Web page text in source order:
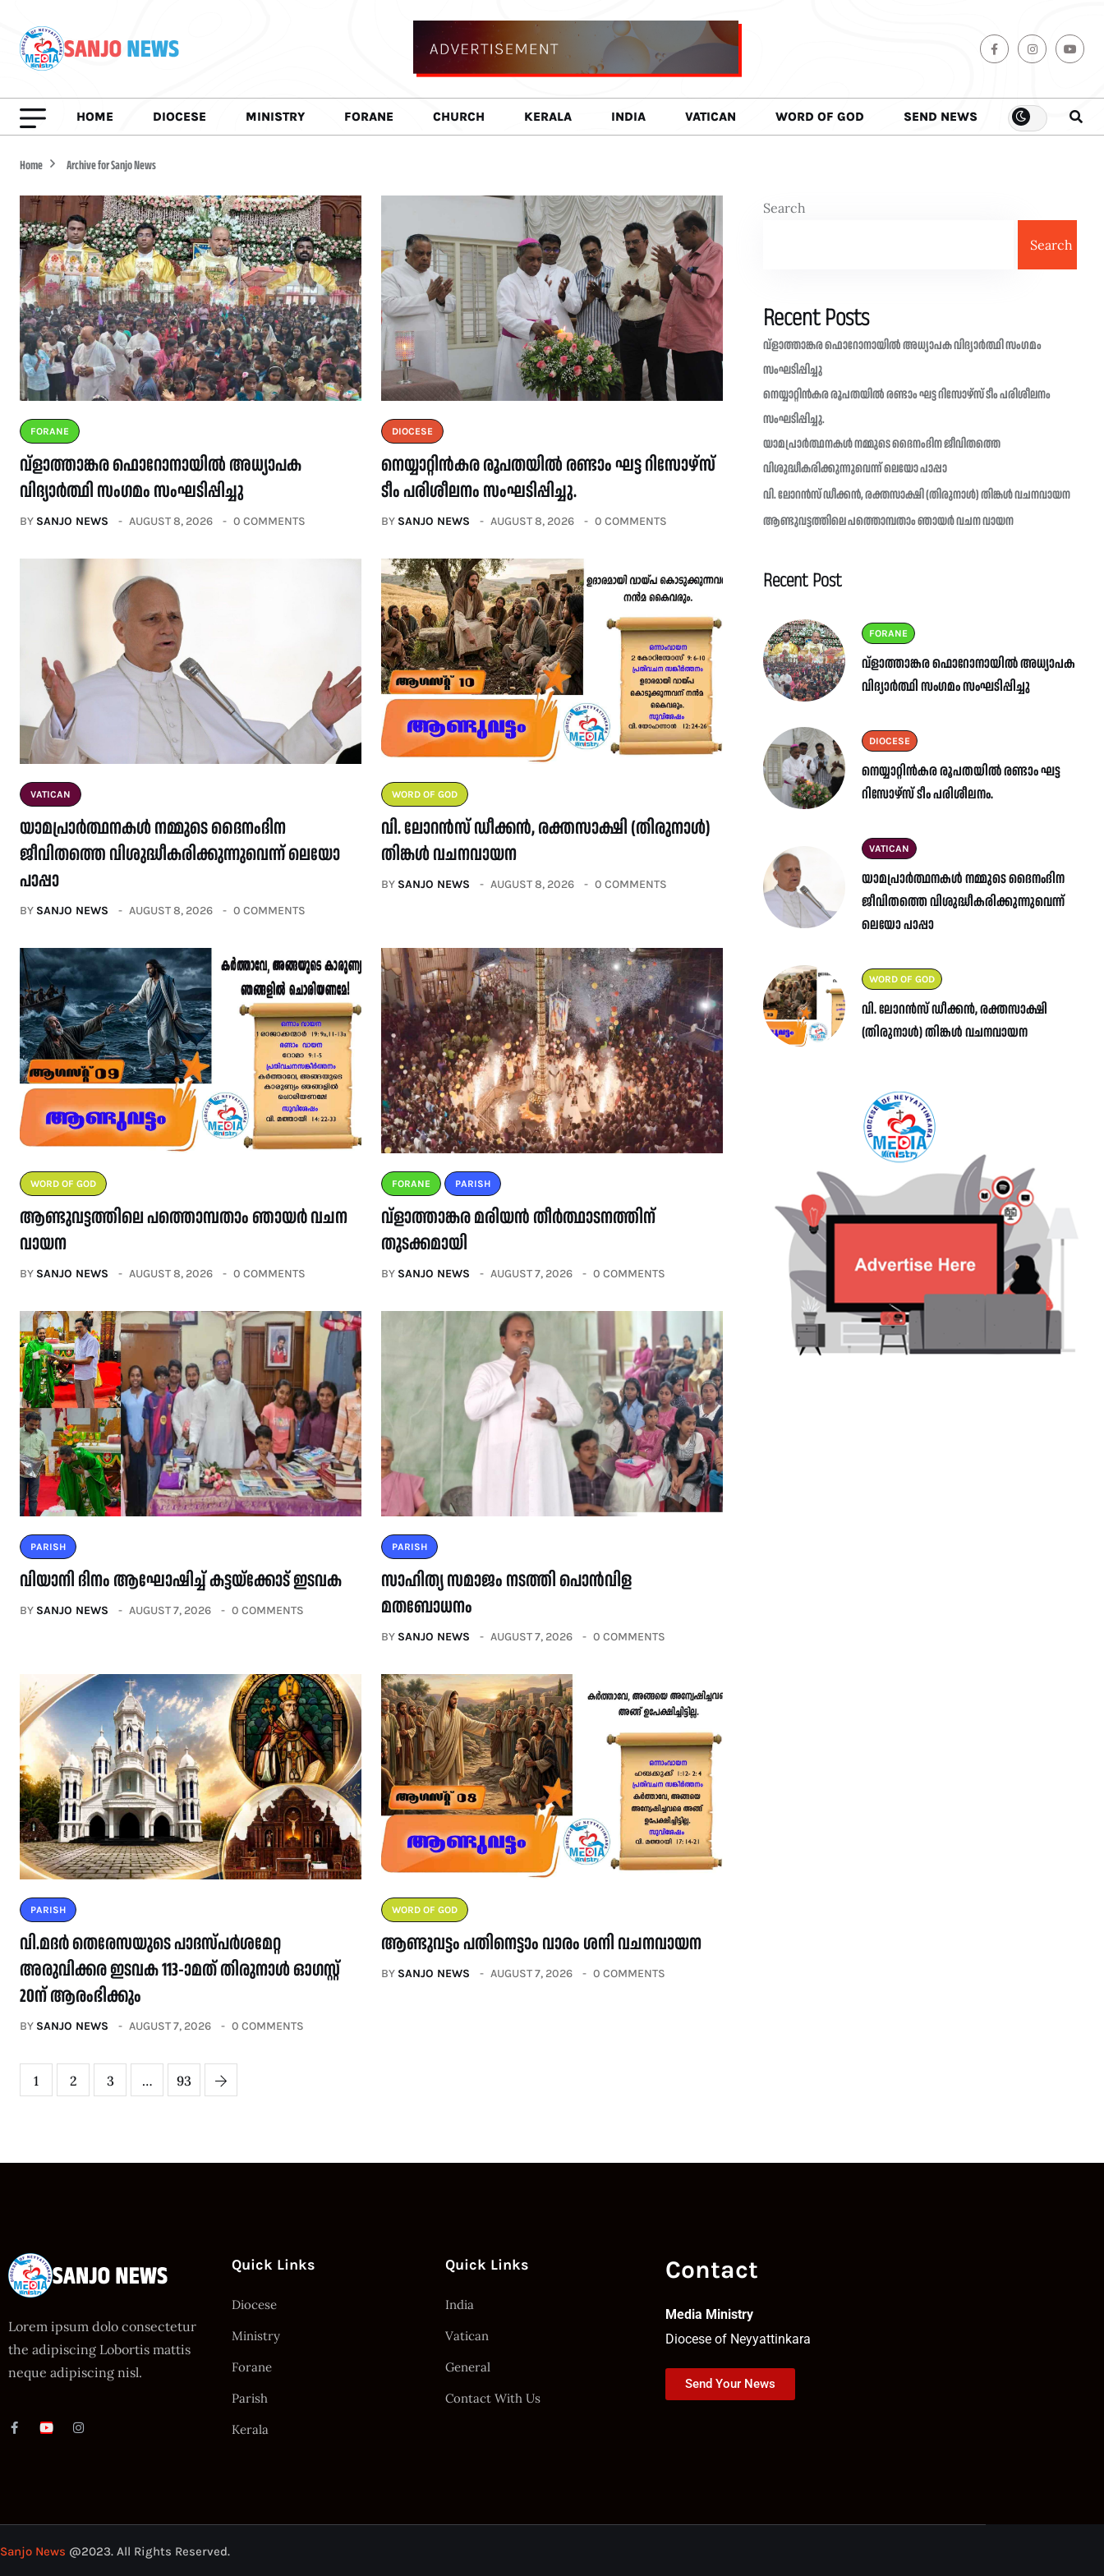
HOME DIOCESE MINISTRY FORANE CHURCH KERALA INDIA VATICAN WORD OF GOD SEND NEWS
Home Archive for Sanjo News
FORANE
വ്ളാത്താങ്കര ഫൊറോനായിൽ അധ്യാപക
വിദ്യാർത്ഥി സംഗമം സംഘടിപ്പിച്ചു
BY SANJO NEWS AUGUST 8, 2026 0 COMMENTS
DIOCESE
നെയ്യാറ്റിൻകര രൂപതയിൽ രണ്ടാം ഘട്ട റിസോഴ്സ്
ടീം പരിശീലനം സംഘടിപ്പിച്ചു.
BY SANJO NEWS AUGUST 8, 2026 0 COMMENTS
VATICAN
യാമപ്രാർത്ഥനകൾ നമ്മുടെ ദൈനംദിന
ജീവിതത്തെ വിശുദ്ധീകരിക്കുന്നുവെന്ന് ലെയോ
പാപ്പാ
BY SANJO NEWS AUGUST 8, 2026 0 COMMENTS
WORD OF GOD
വി. ലോറൻസ് ഡീക്കൻ, രക്തസാക്ഷി (തിരുനാൾ)
തിങ്കൾ വചനവായന
BY SANJO NEWS AUGUST 8, 2026 0 COMMENTS
WORD OF GOD
ആണ്ടുവട്ടത്തിലെ പത്തൊമ്പതാം ഞായർ വചന
വായന
BY SANJO NEWS AUGUST 8, 2026 0 COMMENTS
FORANE PARISH
വ്ളാത്താങ്കര മരിയൻ തീർത്ഥാടനത്തിന്
തുടക്കമായി
BY SANJO NEWS AUGUST 7, 2026 0 COMMENTS
PARISH
വിയാനി ദിനം ആഘോഷിച്ച് കട്ടയ്ക്കോട് ഇടവക
BY SANJO NEWS AUGUST 7, 2026 0 COMMENTS
PARISH
സാഹിത്യ സമാജം നടത്തി പൊൻവിള
മതബോധനം
BY SANJO NEWS AUGUST 7, 2026 0 COMMENTS
PARISH
വി.മദർ തെരേസയുടെ പാദസ്പർശമേറ്റ
അരുവിക്കര ഇടവക 113-ാമത് തിരുനാൾ ഓഗസ്റ്റ്
20ന് ആരംഭിക്കും
BY SANJO NEWS AUGUST 7, 2026 0 COMMENTS
WORD OF GOD
ആണ്ടുവട്ടം പതിനെട്ടാം വാരം ശനി വചനവായന
BY SANJO NEWS AUGUST 7, 2026 0 COMMENTS
1 2 3 … 93
Search
Search
Recent Posts
വ്ളാത്താങ്കര ഫൊറോനായിൽ അധ്യാപക വിദ്യാർത്ഥി സംഗമം
സംഘടിപ്പിച്ചു
നെയ്യാറ്റിൻകര രൂപതയിൽ രണ്ടാം ഘട്ട റിസോഴ്സ് ടീം പരിശീലനം
സംഘടിപ്പിച്ചു.
യാമപ്രാർത്ഥനകൾ നമ്മുടെ ദൈനംദിന ജീവിതത്തെ
വിശുദ്ധീകരിക്കുന്നുവെന്ന് ലെയോ പാപ്പാ
വി. ലോറൻസ് ഡീക്കൻ, രക്തസാക്ഷി (തിരുനാൾ) തിങ്കൾ വചനവായന
ആണ്ടുവട്ടത്തിലെ പത്തൊമ്പതാം ഞായർ വചന വായന
Recent Post
FORANE
വ്ളാത്താങ്കര ഫൊറോനായിൽ അധ്യാപക
വിദ്യാർത്ഥി സംഗമം സംഘടിപ്പിച്ചു
DIOCESE
നെയ്യാറ്റിൻകര രൂപതയിൽ രണ്ടാം ഘട്ട
റിസോഴ്സ് ടീം പരിശീലനം.
VATICAN
യാമപ്രാർത്ഥനകൾ നമ്മുടെ ദൈനംദിന
ജീവിതത്തെ വിശുദ്ധീകരിക്കുന്നുവെന്ന്
ലെയോ പാപ്പാ
WORD OF GOD
വി. ലോറൻസ് ഡീക്കൻ, രക്തസാക്ഷി
(തിരുനാൾ) തിങ്കൾ വചനവായന
Lorem ipsum dolo consectetur
the adipiscing Lobortis mattis
neque adipiscing nisl.
Quick Links
Diocese
Ministry
Forane
Parish
Kerala
Quick Links
India
Vatican
General
Contact With Us
Contact
Media Ministry
Diocese of Neyyattinkara
Send Your News
Sanjo News @2023. All Rights Reserved.